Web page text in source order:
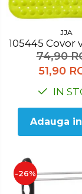
JJA
105445
74,90
51,90
IN
Adauga
-26%